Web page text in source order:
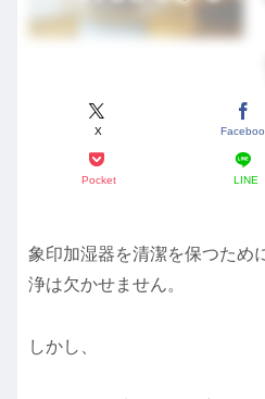
X
Pocket LINE
象印加湿器を清潔を保つため
浄は欠かせません。
しかし、